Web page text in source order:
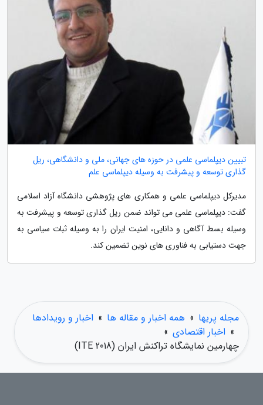
تبیین دیپلماسی علمی در حوزه های جهانی، ملی و دانشگاهی، ریل
گذاری توسعه و پیشرفت به وسیله دیپلماسی علم
مدیرکل دیپلماسی علمی و همکاری های پژوهشی دانشگاه آزاد اسلامی
گفت: دیپلماسی علمی می تواند ضمن ریل گذاری توسعه و پیشرفت به
وسیله بسط آگاهی و دانایی، امنیت ایران را به وسیله ثبات سیاسی به
جهت دستیابی به فناوری های نوین تضمین کند.
مجله پریها » همه اخبار و مقاله ها » اخبار و رویدادها
» اخبار اقتصادی »
چهارمین نمایشگاه تراکنش ایران (ITE 2018)